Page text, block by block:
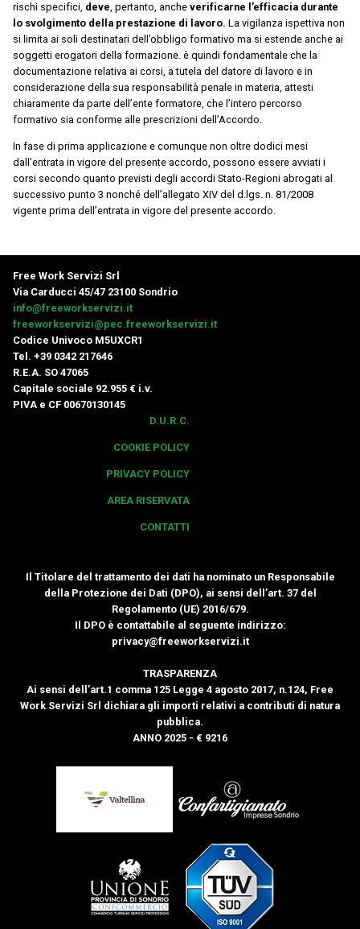
rischi specifici, deve, pertanto, anche verificarne l’efficacia durante
lo svolgimento della prestazione di lavoro. La vigilanza ispettiva non
si limita ai soli destinatari dell’obbligo formativo ma si estende anche ai
soggetti erogatori della formazione. è quindi fondamentale che la
documentazione relativa ai corsi, a tutela del datore di lavoro e in
considerazione della sua responsabilità penale in materia, attesti
chiaramente da parte dell’ente formatore, che l’intero percorso
formativo sia conforme alle prescrizioni dell’Accordo.
In fase di prima applicazione e comunque non oltre dodici mesi
dall’entrata in vigore del presente accordo, possono essere avviati i
corsi secondo quanto previsti degli accordi Stato-Regioni abrogati al
successivo punto 3 nonché dell’allegato XIV del d.lgs. n. 81/2008
vigente prima dell’entrata in vigore del presente accordo.
Free Work Servizi Srl
Via Carducci 45/47 23100 Sondrio
info@freeworkservizi.it
freeworkservizi@pec.freeworkservizi.it
Codice Univoco M5UXCR1
Tel. +39 0342 217646
R.E.A. SO 47065
Capitale sociale 92.955 € i.v.
PIVA e CF 00670130145
D.U.R.C.
COOKIE POLICY
PRIVACY POLICY
AREA RISERVATA
CONTATTI
Il Titolare del trattamento dei dati ha nominato un Responsabile
della Protezione dei Dati (DPO), ai sensi dell’art. 37 del
Regolamento (UE) 2016/679.
Il DPO è contattabile al seguente indirizzo:
privacy@freeworkservizi.it
TRASPARENZA
Ai sensi dell’art.1 comma 125 Legge 4 agosto 2017, n.124, Free
Work Servizi Srl dichiara gli importi relativi a contributi di natura
pubblica.
ANNO 2025 - € 9216